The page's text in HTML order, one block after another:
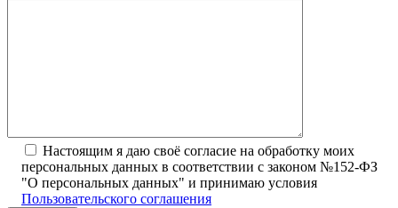
Настоящим я даю своё согласие на обработку моих
персональных данных в соответствии с законом №152-ФЗ
"О персональных данных" и принимаю условия
Пользовательского соглашения